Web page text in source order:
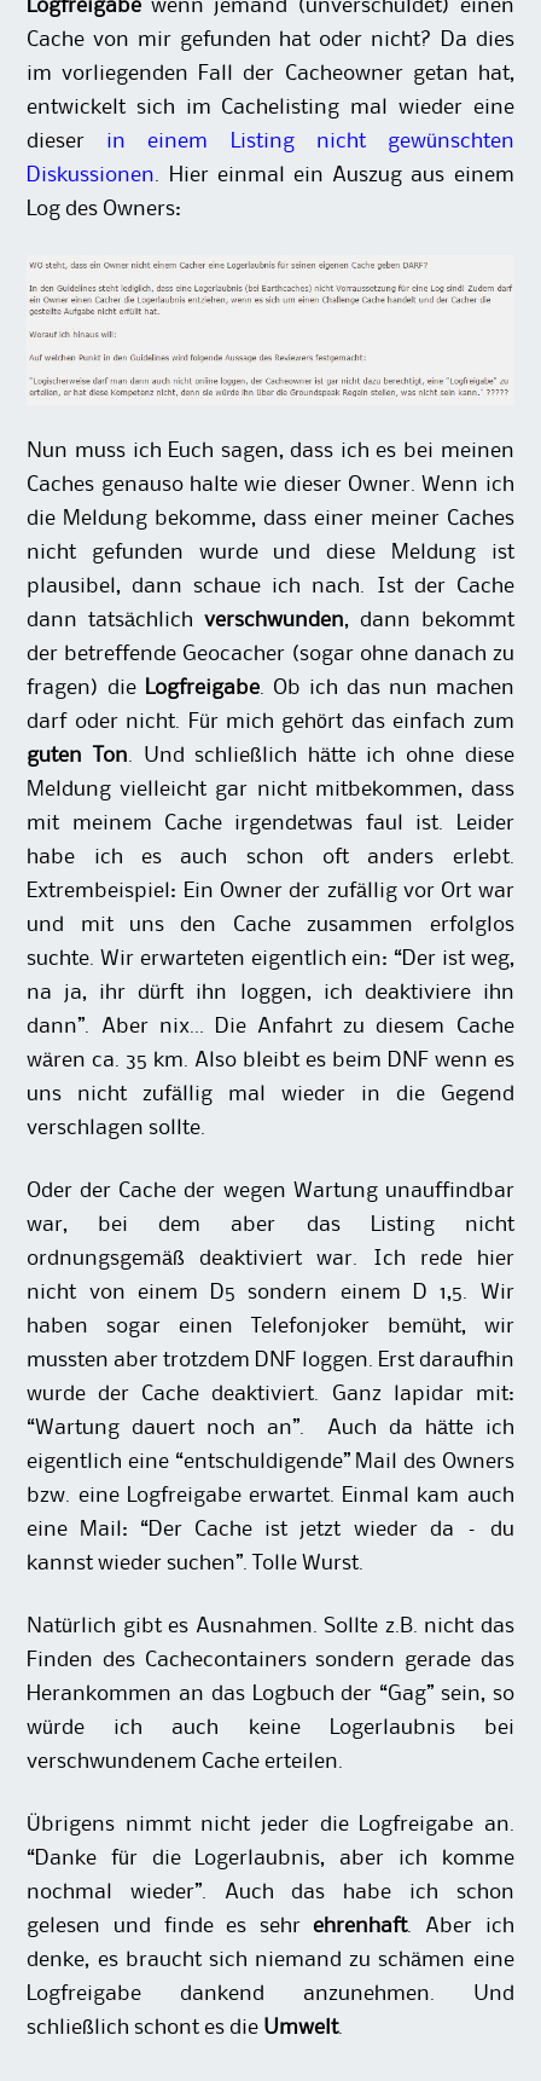
Logfreigabe wenn jemand (unverschuldet) einen
Cache von mir gefunden hat oder nicht? Da dies
im vorliegenden Fall der Cacheowner getan hat,
entwickelt sich im Cachelisting mal wieder eine
dieser in einem Listing nicht gewünschten
Diskussionen . Hier einmal ein Auszug aus einem
Log des Owners:
Nun muss ich Euch sagen, dass ich es bei meinen
Caches genauso halte wie dieser Owner. Wenn ich
die Meldung bekomme, dass einer meiner Caches
nicht gefunden wurde und diese Meldung ist
plausibel, dann schaue ich nach. Ist der Cache
dann tatsächlich verschwunden, dann bekommt
der betreffende Geocacher (sogar ohne danach zu
fragen) die
Logfreigabe . Ob ich das nun machen
darf oder nicht. Für mich gehört das einfach zum
guten Ton . Und schließlich hätte ich ohne diese
Meldung vielleicht gar nicht mitbekommen, dass
mit meinem Cache irgendetwas faul ist. Leider
habe ich es auch schon oft anders erlebt.
Extrembeispiel: Ein Owner der zufällig vor Ort war
und mit uns den Cache zusammen erfolglos
suchte. Wir erwarteten eigentlich ein: “Der ist weg,
na ja, ihr dürft ihn loggen, ich deaktiviere ihn
dann”. Aber nix… Die Anfahrt zu diesem Cache
wären ca. 35 km. Also bleibt es beim DNF wenn es
uns nicht zufällig mal wieder in die Gegend
verschlagen sollte.
Oder der Cache der wegen Wartung unauffindbar
war, bei dem aber das Listing nicht
ordnungsgemäß deaktiviert war. Ich rede hier
nicht von einem D5 sondern einem D 1,5. Wir
haben sogar einen Telefonjoker bemüht, wir
mussten aber trotzdem DNF loggen. Erst daraufhin
wurde der Cache deaktiviert. Ganz lapidar mit:
“Wartung dauert noch an”. Auch da hätte ich
eigentlich eine “entschuldigende” Mail des Owners
bzw. eine Logfreigabe erwartet. Einmal kam auch
eine Mail: “Der Cache ist jetzt wieder da – du
kannst wieder suchen”. Tolle Wurst.
Natürlich gibt es Ausnahmen. Sollte z.B. nicht das
Finden des Cachecontainers sondern gerade das
Herankommen an das Logbuch der “Gag” sein, so
würde ich auch keine Logerlaubnis bei
verschwundenem Cache erteilen.
Übrigens nimmt nicht jeder die Logfreigabe an.
“Danke für die Logerlaubnis, aber ich komme
nochmal wieder”. Auch das habe ich schon
gelesen und finde es sehrehrenhaft. Aber ich
denke, es braucht sich niemand zu schämen eine
Logfreigabe dankend anzunehmen. Und
schließlich schont es die Umwelt.